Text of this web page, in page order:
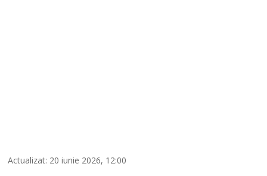
Actualizat: 20 iunie 2026, 12:00